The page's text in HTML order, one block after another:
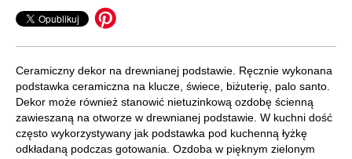
Ceramiczny dekor na drewnianej podstawie. Ręcznie wykonana
podstawka ceramiczna na klucze, świece, biżuterię, palo santo.
Dekor może również stanowić nietuzinkową ozdobę ścienną
zawieszaną na otworze w drewnianej podstawie. W kuchni dość
często wykorzystywany jak podstawka pod kuchenną łyżkę
odkładaną podczas gotowania. Ozdoba w pięknym zielonym